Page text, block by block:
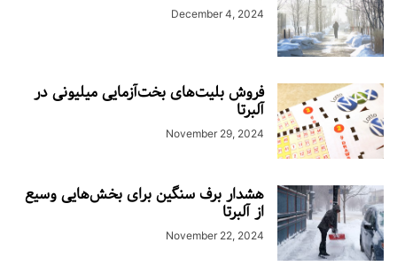
December 4, 2024
فروش بلیت‌های بخت‌آزمایی میلیونی در
آلبرتا
November 29, 2024
هشدار برف سنگین برای بخش‌هایی وسیع
از آلبرتا
November 22, 2024